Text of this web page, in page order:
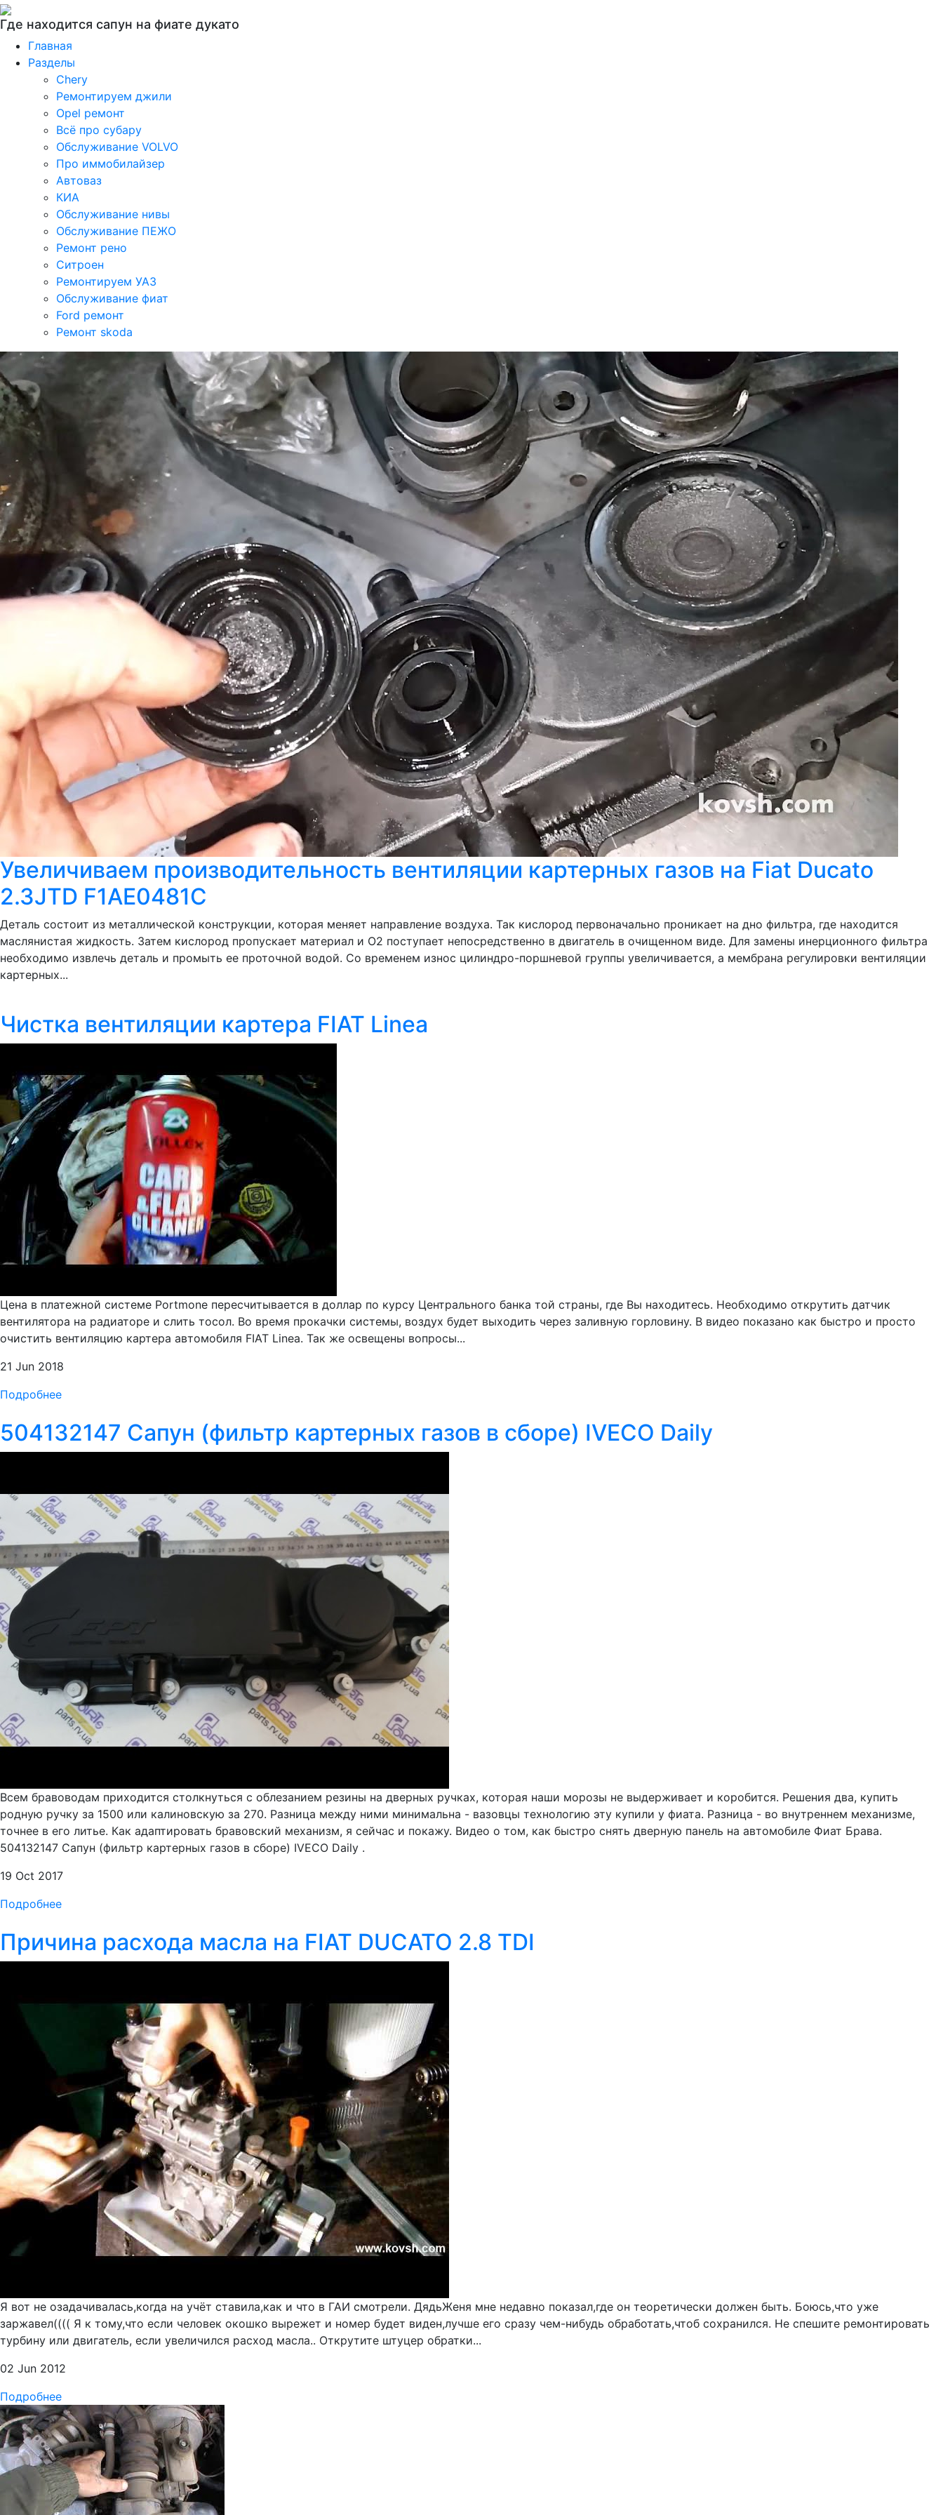
Где находится сапун на фиате дукато
Главная
Разделы
Chery
Ремонтируем джили
Opel ремонт
Всё про субару
Обслуживание VOLVO
Про иммобилайзер
Автоваз
КИА
Обслуживание нивы
Обслуживание ПЕЖО
Ремонт рено
Ситроен
Ремонтируем УАЗ
Обслуживание фиат
Ford ремонт
Ремонт skoda
Увеличиваем производительность вентиляции картерных газов на Fiat Ducato
2.3JTD F1AE0481C
Деталь состоит из металлической конструкции, которая меняет направление воздуха. Так кислород первоначально проникает на дно фильтра, где находится
маслянистая жидкость. Затем кислород пропускает материал и О2 поступает непосредственно в двигатель в очищенном виде. Для замены инерционного фильтра
необходимо извлечь деталь и промыть ее проточной водой. Со временем износ цилиндро-поршневой группы увеличивается, а мембрана регулировки вентиляции
картерных...
Чистка вентиляции картера FIAT Linea
Цена в платежной системе Portmone пересчитывается в доллар по курсу Центрального банка той страны, где Вы находитесь. Необходимо открутить датчик
вентилятора на радиаторе и слить тосол. Во время прокачки системы, воздух будет выходить через заливную горловину. В видео показано как быстро и просто
очистить вентиляцию картера автомобиля FIAT Linea. Так же освещены вопросы...
21 Jun 2018
Подробнее
504132147 Сапун (фильтр картерных газов в сборе) IVECO Daily
Всем бравоводам приходится столкнуться с облезанием резины на дверных ручках, которая наши морозы не выдерживает и коробится. Решения два, купить
родную ручку за 1500 или калиновскую за 270. Разница между ними минимальна - вазовцы технологию эту купили у фиата. Разница - во внутреннем механизме,
точнее в его литье. Как адаптировать бравовский механизм, я сейчас и покажу. Видео о том, как быстро снять дверную панель на автомобиле Фиат Брава.
504132147 Сапун (фильтр картерных газов в сборе) IVECO Daily .
19 Oct 2017
Подробнее
Причина расхода масла на FIAT DUCATO 2.8 TDI
Я вот не озадачивалась,когда на учёт ставила,как и что в ГАИ смотрели. ДядьЖеня мне недавно показал,где он теоретически должен быть. Боюсь,что уже
заржавел(((( Я к тому,что если человек окошко вырежет и номер будет виден,лучше его сразу чем-нибудь обработать,чтоб сохранился. Не спешите ремонтировать
турбину или двигатель, если увеличился расход масла.. Открутите штуцер обратки...
02 Jun 2012
Подробнее